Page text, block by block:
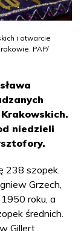
i otwarcie
PAP/
niedzieli
238 szopek.
Grzech,
roku, a
średnich.
Gillert,